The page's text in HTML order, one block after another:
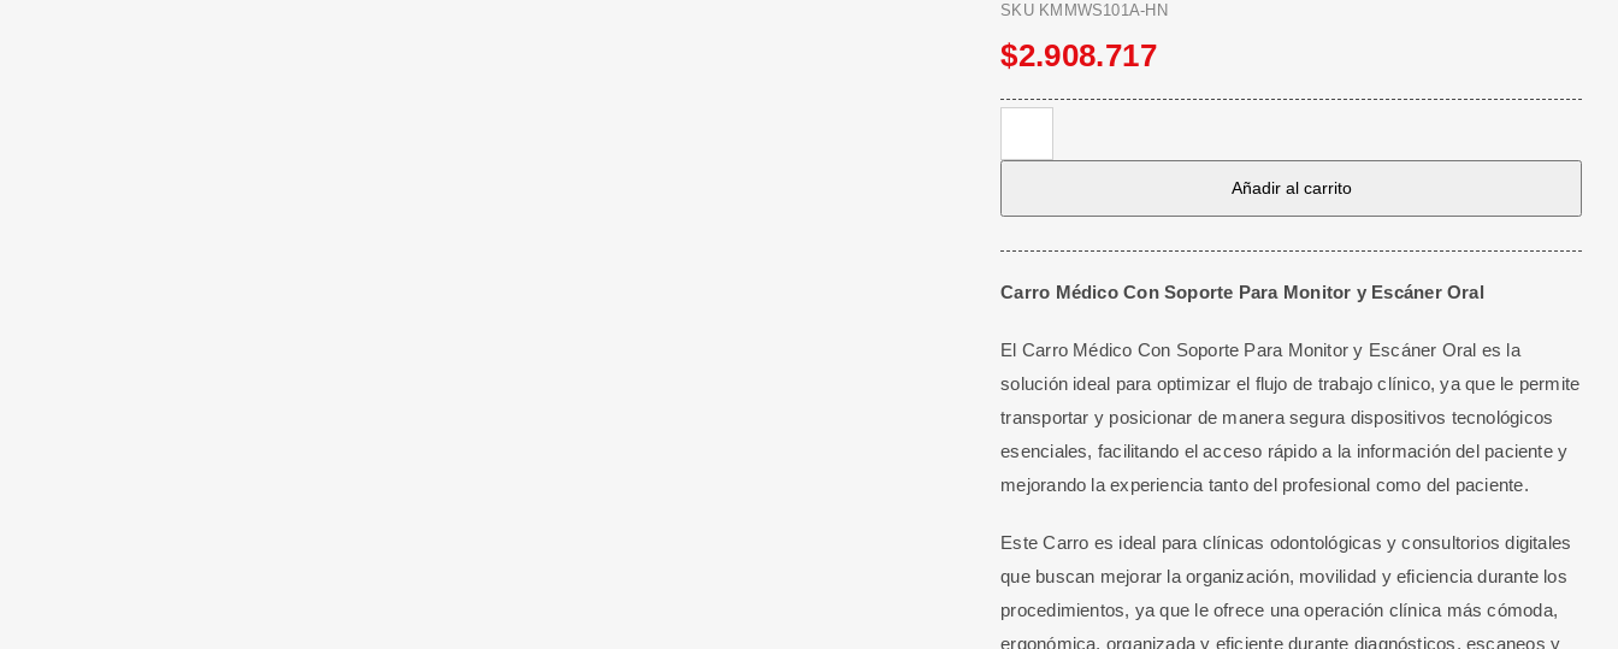
SKU KMMWS101A-HN
$2.908.717
Médico
Soporte
Para
Monitor
Escáner
Oral
cantidad
Añadir al carrito
Carro Médico Con Soporte Para Monitor y Escáner Oral
El Carro Médico Con Soporte Para Monitor y Escáner Oral es la
solución ideal para optimizar el flujo de trabajo clínico, ya que le permite
transportar y posicionar de manera segura dispositivos tecnológicos
esenciales, facilitando el acceso rápido a la información del paciente y
mejorando la experiencia tanto del profesional como del paciente.
Este Carro es ideal para clínicas odontológicas y consultorios digitales
que buscan mejorar la organización, movilidad y eficiencia durante los
procedimientos, ya que le ofrece una operación clínica más cómoda,
ergonómica, organizada y eficiente durante diagnósticos, escaneos y